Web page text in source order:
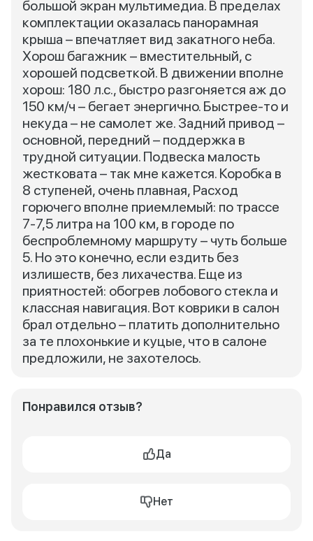
большой экран мультимедиа. В пределах
комплектации оказалась панорамная
крыша – впечатляет вид закатного неба.
Хорош багажник – вместительный, с
хорошей подсветкой. В движении вполне
хорош: 180 л.с., быстро разгоняется аж до
150 км/ч – бегает энергично. Быстрее-то и
некуда – не самолет же. Задний привод –
основной, передний – поддержка в
трудной ситуации. Подвеска малость
жестковата – так мне кажется. Коробка в
8 ступеней, очень плавная, Расход
горючего вполне приемлемый: по трассе
7-7,5 литра на 100 км, в городе по
беспроблемному маршруту – чуть больше
5. Но это конечно, если ездить без
излишеств, без лихачества. Еще из
приятностей: обогрев лобового стекла и
классная навигация. Вот коврики в салон
брал отдельно – платить дополнительно
за те плохонькие и куцые, что в салоне
предложили, не захотелось.
Понравился отзыв?
Да
Нет